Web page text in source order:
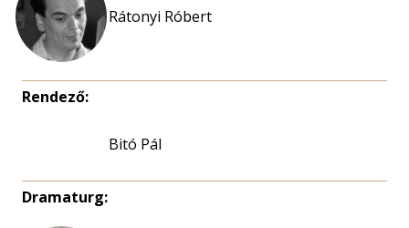
Rátonyi Róbert
Rendező:
Bitó Pál
Dramaturg: